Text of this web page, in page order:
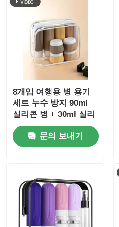
8개입 여행용 병 용기
세트 누수 방지 90ml
실리콘 병 + 30ml 실리
콘 용기
문의 보내기